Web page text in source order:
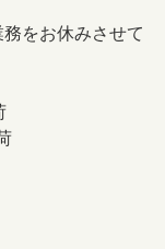
をお休みさせて